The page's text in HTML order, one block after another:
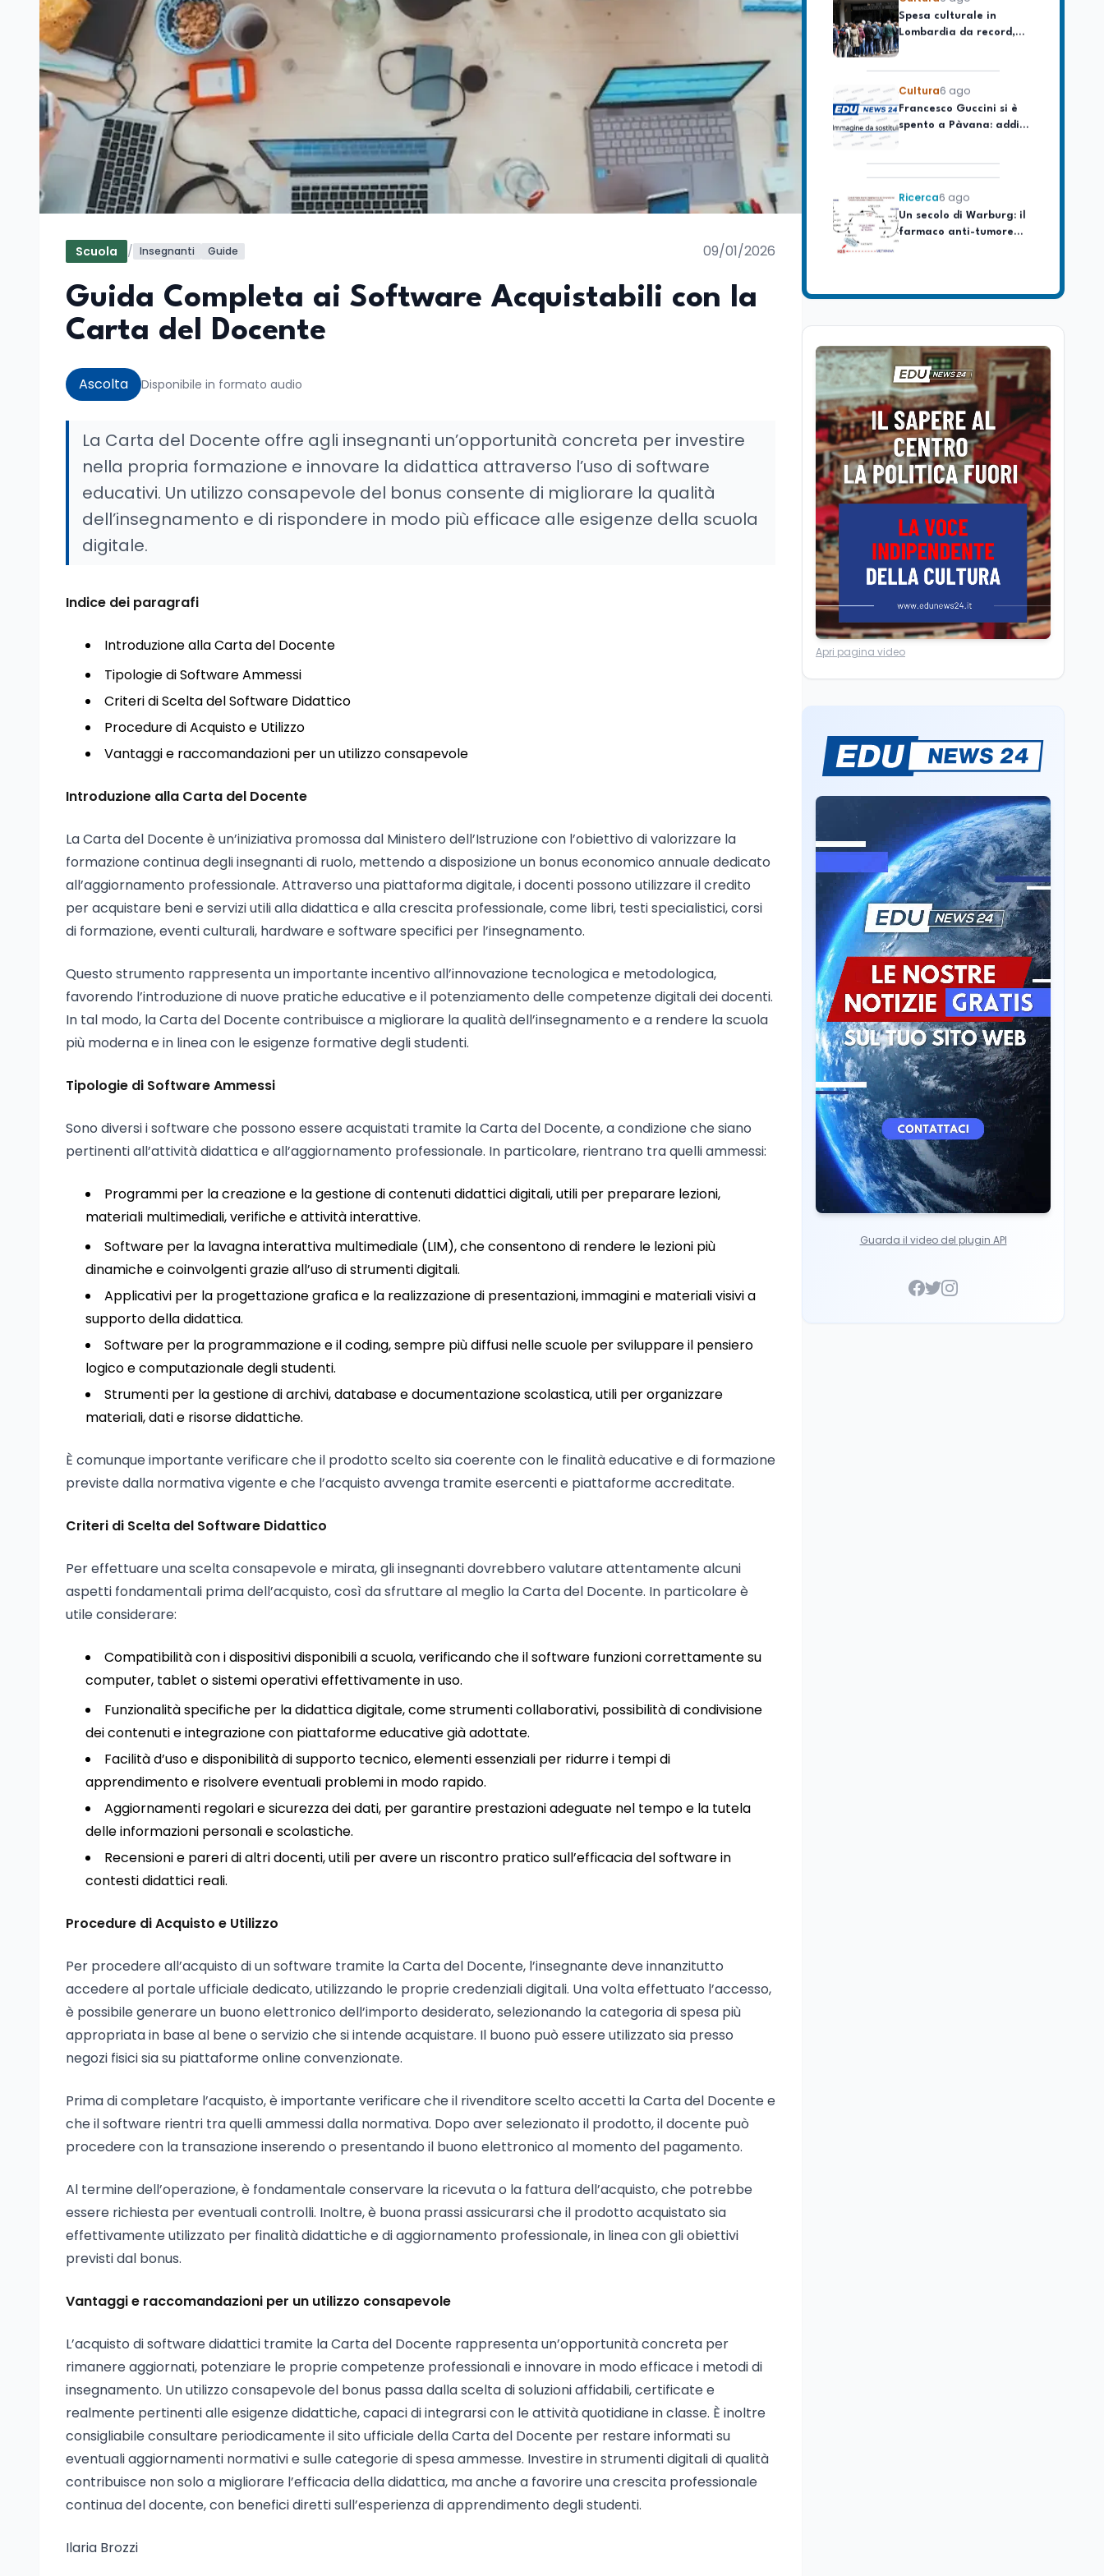
Scuola / Insegnanti Guide 09/01/2026
Guida Completa ai Software Acquistabili con la
Carta del Docente
Ascolta Disponibile in formato audio
La Carta del Docente offre agli insegnanti un’opportunità concreta per investire
nella propria formazione e innovare la didattica attraverso l’uso di software
educativi. Un utilizzo consapevole del bonus consente di migliorare la qualità
dell’insegnamento e di rispondere in modo più efficace alle esigenze della scuola
digitale.
Indice dei paragrafi
Introduzione alla Carta del Docente
Tipologie di Software Ammessi
Criteri di Scelta del Software Didattico
Procedure di Acquisto e Utilizzo
Vantaggi e raccomandazioni per un utilizzo consapevole
Introduzione alla Carta del Docente
La Carta del Docente è un’iniziativa promossa dal Ministero dell’Istruzione con l’obiettivo di valorizzare la
formazione continua degli insegnanti di ruolo, mettendo a disposizione un bonus economico annuale dedicato
all’aggiornamento professionale. Attraverso una piattaforma digitale, i docenti possono utilizzare il credito
per acquistare beni e servizi utili alla didattica e alla crescita professionale, come libri, testi specialistici, corsi
di formazione, eventi culturali, hardware e software specifici per l’insegnamento.
Questo strumento rappresenta un importante incentivo all’innovazione tecnologica e metodologica,
favorendo l’introduzione di nuove pratiche educative e il potenziamento delle competenze digitali dei docenti.
In tal modo, la Carta del Docente contribuisce a migliorare la qualità dell’insegnamento e a rendere la scuola
più moderna e in linea con le esigenze formative degli studenti.
Tipologie di Software Ammessi
Sono diversi i software che possono essere acquistati tramite la Carta del Docente, a condizione che siano
pertinenti all’attività didattica e all’aggiornamento professionale. In particolare, rientrano tra quelli ammessi:
Programmi per la creazione e la gestione di contenuti didattici digitali, utili per preparare lezioni,
materiali multimediali, verifiche e attività interattive.
Software per la lavagna interattiva multimediale (LIM), che consentono di rendere le lezioni più
dinamiche e coinvolgenti grazie all’uso di strumenti digitali.
Applicativi per la progettazione grafica e la realizzazione di presentazioni, immagini e materiali visivi a
supporto della didattica.
Software per la programmazione e il coding, sempre più diffusi nelle scuole per sviluppare il pensiero
logico e computazionale degli studenti.
Strumenti per la gestione di archivi, database e documentazione scolastica, utili per organizzare
materiali, dati e risorse didattiche.
È comunque importante verificare che il prodotto scelto sia coerente con le finalità educative e di formazione
previste dalla normativa vigente e che l’acquisto avvenga tramite esercenti e piattaforme accreditate.
Criteri di Scelta del Software Didattico
Per effettuare una scelta consapevole e mirata, gli insegnanti dovrebbero valutare attentamente alcuni
aspetti fondamentali prima dell’acquisto, così da sfruttare al meglio la Carta del Docente. In particolare è
utile considerare:
Compatibilità con i dispositivi disponibili a scuola, verificando che il software funzioni correttamente su
computer, tablet o sistemi operativi effettivamente in uso.
Funzionalità specifiche per la didattica digitale, come strumenti collaborativi, possibilità di condivisione
dei contenuti e integrazione con piattaforme educative già adottate.
Facilità d’uso e disponibilità di supporto tecnico, elementi essenziali per ridurre i tempi di
apprendimento e risolvere eventuali problemi in modo rapido.
Aggiornamenti regolari e sicurezza dei dati, per garantire prestazioni adeguate nel tempo e la tutela
delle informazioni personali e scolastiche.
Recensioni e pareri di altri docenti, utili per avere un riscontro pratico sull’efficacia del software in
contesti didattici reali.
Procedure di Acquisto e Utilizzo
Per procedere all’acquisto di un software tramite la Carta del Docente, l’insegnante deve innanzitutto
accedere al portale ufficiale dedicato, utilizzando le proprie credenziali digitali. Una volta effettuato l’accesso,
è possibile generare un buono elettronico dell’importo desiderato, selezionando la categoria di spesa più
appropriata in base al bene o servizio che si intende acquistare. Il buono può essere utilizzato sia presso
negozi fisici sia su piattaforme online convenzionate.
Prima di completare l’acquisto, è importante verificare che il rivenditore scelto accetti la Carta del Docente e
che il software rientri tra quelli ammessi dalla normativa. Dopo aver selezionato il prodotto, il docente può
procedere con la transazione inserendo o presentando il buono elettronico al momento del pagamento.
Al termine dell’operazione, è fondamentale conservare la ricevuta o la fattura dell’acquisto, che potrebbe
essere richiesta per eventuali controlli. Inoltre, è buona prassi assicurarsi che il prodotto acquistato sia
effettivamente utilizzato per finalità didattiche e di aggiornamento professionale, in linea con gli obiettivi
previsti dal bonus.
Vantaggi e raccomandazioni per un utilizzo consapevole
L’acquisto di software didattici tramite la Carta del Docente rappresenta un’opportunità concreta per
rimanere aggiornati, potenziare le proprie competenze professionali e innovare in modo efficace i metodi di
insegnamento. Un utilizzo consapevole del bonus passa dalla scelta di soluzioni affidabili, certificate e
realmente pertinenti alle esigenze didattiche, capaci di integrarsi con le attività quotidiane in classe. È inoltre
consigliabile consultare periodicamente il sito ufficiale della Carta del Docente per restare informati su
eventuali aggiornamenti normativi e sulle categorie di spesa ammesse. Investire in strumenti digitali di qualità
contribuisce non solo a migliorare l’efficacia della didattica, ma anche a favorire una crescita professionale
continua del docente, con benefici diretti sull’esperienza di apprendimento degli studenti.
Ilaria Brozzi
Lombardia da record,
ma la voragine Nord-
Francesco Guccini si è
spento a Pàvana: addio
Un secolo di Warburg: il
farmaco anti-tumore
che accende la glicolisi
reattori spenti
Scuola6 ago
Posizioni economiche
ATA: la matematica
degli arretrati fino a
4.150 euro
Cultura 6 ago
Spesa culturale in
Lombardia da record,
ma la voragine Nord-
Sud triplica
Cultura6 ago
Francesco Guccini si è
spento a Pàvana: addio
Ricerca6 ago
Un secolo di Warburg: il
Il rivelatore che 'vede' i
reattori spenti
roccia
Scuola6 ago
Posizioni economiche
ATA: la matematica
degli arretrati fino a
4.150 euro
Cultura6 ago
Spesa culturale in
Lombardia da record,
ma la voragine Nord-
Sud triplica
Cultura 6 ago
Francesco Guccini si è
spento a Pàvana: addio
al Maestrone
Apri pagina video
Guarda il video del plugin API